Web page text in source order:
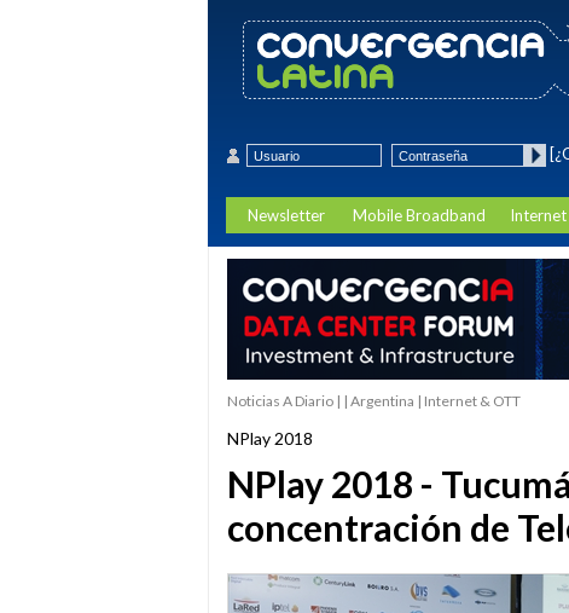
Newsletter Mobile Broadband Internet
Noticias A Diario | | Argentina | Internet & OTT
NPlay 2018
NPlay 2018 -
concentración de